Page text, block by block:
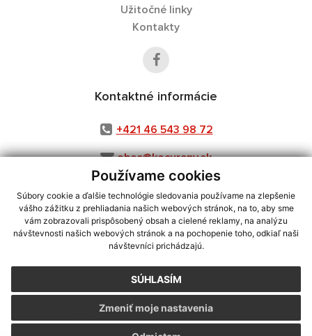
Používame cookies
Súbory cookie a ďalšie technológie sledovania používame na zlepšenie
vášho zážitku z prehliadania našich webových stránok, na to, aby sme
vám zobrazovali prispôsobený obsah a cielené reklamy, na analýzu
návštevnosti našich webových stránok a na pochopenie toho, odkiaľ naši
návštevníci prichádzajú.
SÚHLASÍM
Zmeniť moje nastavenia
Užitočné linky
Kontakty
Kontaktné informácie
+421 46 543 98 72
obec@kocurany.sk
využite možnosť získavania aktuálnych informácií s využitím RSS
CMS systém (redakčný) systém ECHELON 2,Mapa stránok,web portál
webex.digital, s.r.o.,domény,registrácia domény
Posledná aktualizácia:07.08.2026
Vytlačiť stránku|Vyhlásenie o prístupnosti